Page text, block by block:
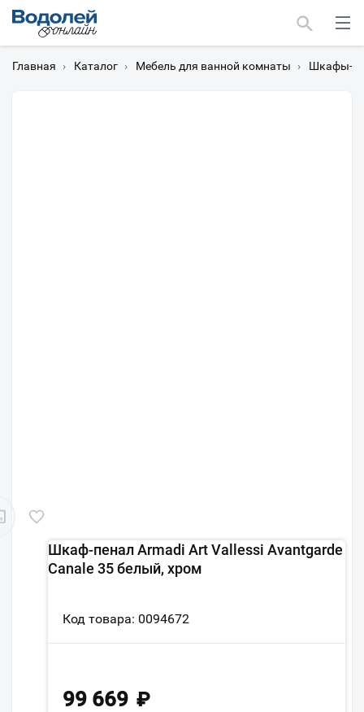
Главная › Каталог › Мебель для ванной комнаты › Шкафы-
Шкаф-пенал Armadi Art Vallessi Avantgarde
Canale 35 белый, хром
Код товара: 0094672
99 669 ₽